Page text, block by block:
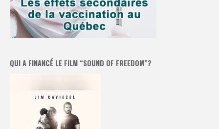
QUI A FINANCÉ LE FILM “SOUND OF FREEDOM”?